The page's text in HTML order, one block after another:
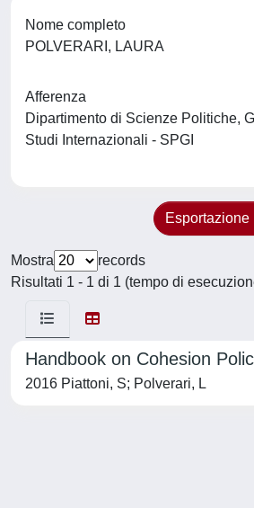
Nome completo
POLVERARI, LAURA
Afferenza
Dipartimento di Scienze Politiche,
Studi Internazionali - SPGI
Esportazione
Mostra
records
Risultati 1 - 1 di 1 (tempo di
Handbook on Cohesion
2016 Piattoni, S; Polverari, L